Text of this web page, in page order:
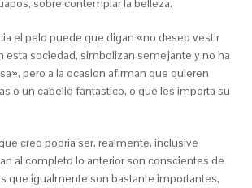
sobre contemplar la belleza.
el pelo puede que digan «no deseo vestir
esta sociedad, simbolizan semejante y no ha
pero a la ocasion afirman que quieren
o un cabello fantastico, o que les importa su
creo podri­a ser, realmente, inclusive
al completo lo anterior son conscientes de
que igualmente son bastante importantes,